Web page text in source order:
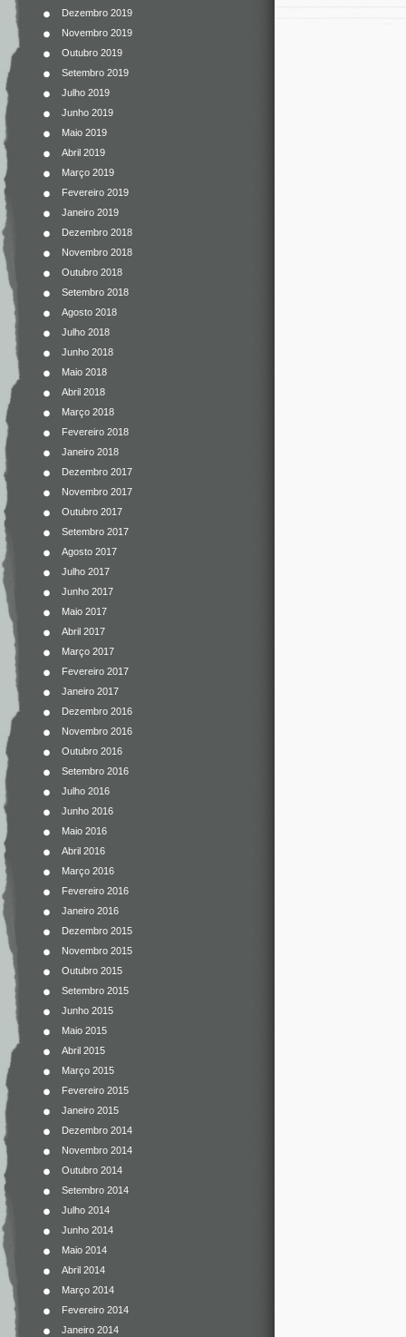
Dezembro 2019
Novembro 2019
Outubro 2019
Setembro 2019
Julho 2019
Junho 2019
Maio 2019
Abril 2019
Março 2019
Fevereiro 2019
Janeiro 2019
Dezembro 2018
Novembro 2018
Outubro 2018
Setembro 2018
Agosto 2018
Julho 2018
Junho 2018
Maio 2018
Abril 2018
Março 2018
Fevereiro 2018
Janeiro 2018
Dezembro 2017
Novembro 2017
Outubro 2017
Setembro 2017
Agosto 2017
Julho 2017
Junho 2017
Maio 2017
Abril 2017
Março 2017
Fevereiro 2017
Janeiro 2017
Dezembro 2016
Novembro 2016
Outubro 2016
Setembro 2016
Julho 2016
Junho 2016
Maio 2016
Abril 2016
Março 2016
Fevereiro 2016
Janeiro 2016
Dezembro 2015
Novembro 2015
Outubro 2015
Setembro 2015
Junho 2015
Maio 2015
Abril 2015
Março 2015
Fevereiro 2015
Janeiro 2015
Dezembro 2014
Novembro 2014
Outubro 2014
Setembro 2014
Julho 2014
Junho 2014
Maio 2014
Abril 2014
Março 2014
Fevereiro 2014
Janeiro 2014